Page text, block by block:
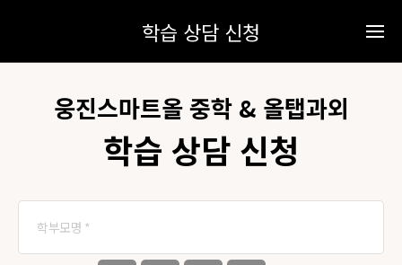
학습 상담 신청
웅진스마트올 중학 & 올탭과외
학습 상담 신청